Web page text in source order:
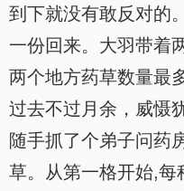
到下就没有敢反对的
一份回来。大羽带着
两个地方药草数量最
过去不过月余，威慑
随手抓了个弟子问药
草。从第一格开始,每